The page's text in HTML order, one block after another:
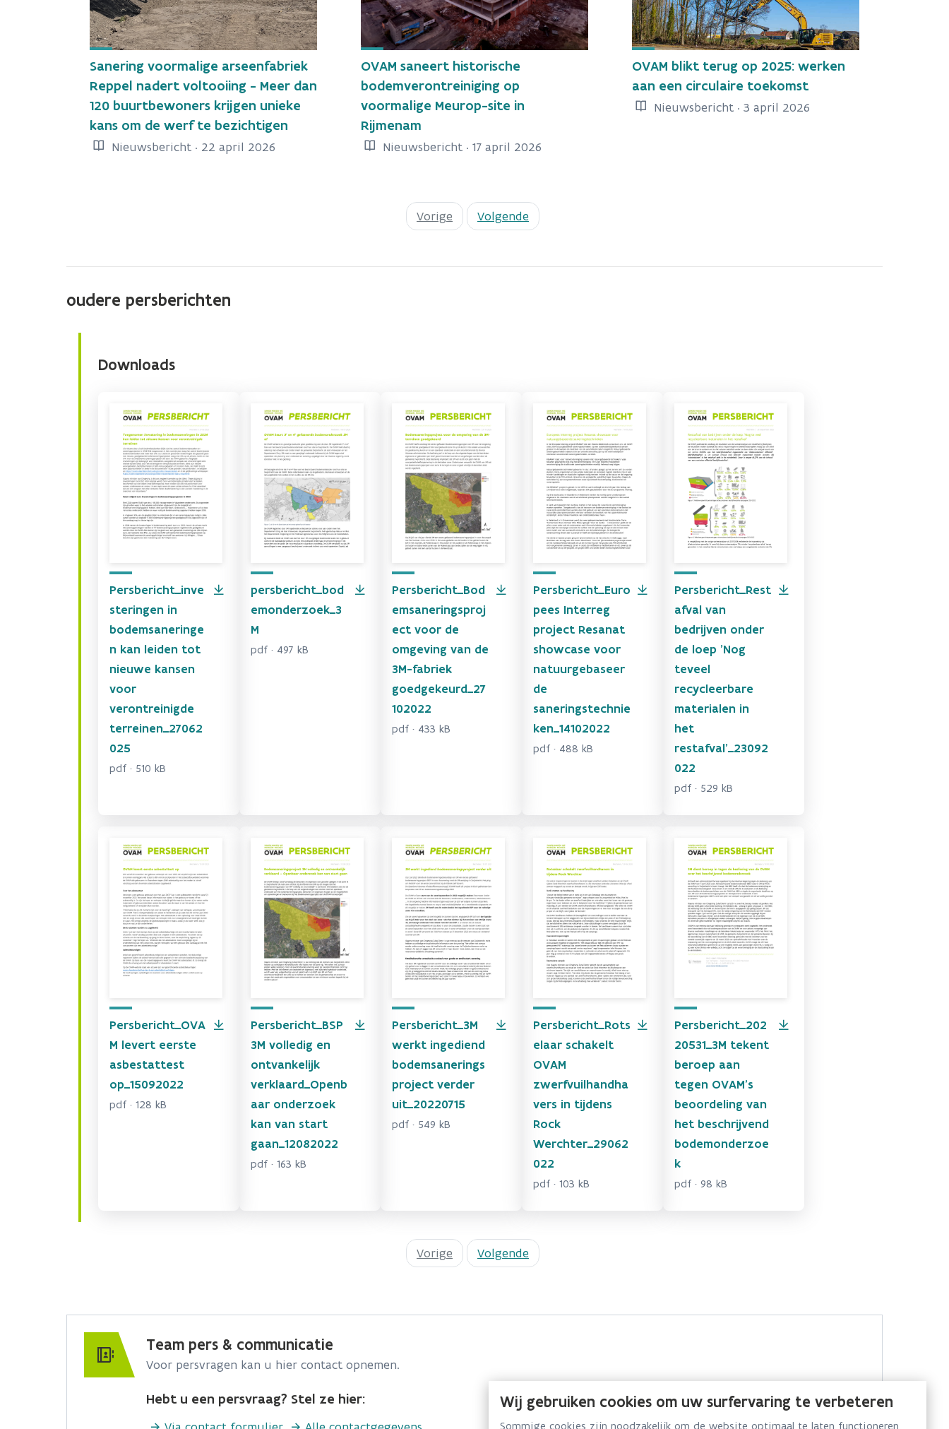
Sanering voormalige arseenfabriek
Reppel nadert voltooiing - Meer dan
120 buurtbewoners krijgen unieke
kans om de werf te bezichtigen
Nieuwsbericht · 22 april 2026
OVAM saneert historische
bodemverontreiniging op
voormalige Meurop-site in
Rijmenam
Nieuwsbericht · 17 april 2026
OVAM blikt terug op 2025: werken
aan een circulaire toekomst
Nieuwsbericht · 3 april 2026
Vorige Volgende
oudere persberichten
Downloads
Persbericht_inve
steringen in
bodemsaneringe
n kan leiden tot
nieuwe kansen
voor
verontreinigde
terreinen_27062
025
pdf · 510 kB
persbericht_bod
emonderzoek_3
M
pdf · 497 kB
Persbericht_Bod
emsaneringsproj
ect voor de
omgeving van de
3M-fabriek
goedgekeurd_27
102022
pdf · 433 kB
Persbericht_Euro
pees Interreg
project Resanat
showcase voor
natuurgebaseer
de
saneringstechnie
ken_14102022
pdf · 488 kB
Persbericht_Rest
afval van
bedrijven onder
de loep 'Nog
teveel
recycleerbare
materialen in
het
restafval'_23092
022
pdf · 529 kB
Persbericht_OVA
M levert eerste
asbestattest
op_15092022
pdf · 128 kB
Persbericht_BSP
3M volledig en
ontvankelijk
verklaard_Openb
aar onderzoek
kan van start
gaan_12082022
pdf · 163 kB
Persbericht_3M
werkt ingediend
bodemsanerings
project verder
uit_20220715
pdf · 549 kB
Persbericht_Rots
elaar schakelt
OVAM
zwerfvuilhandha
vers in tijdens
Rock
Werchter_29062
022
pdf · 103 kB
Persbericht_202
20531_3M tekent
beroep aan
tegen OVAM's
beoordeling van
het beschrijvend
bodemonderzoe
k
pdf · 98 kB
Vorige Volgende
Team pers & communicatie
Voor persvragen kan u hier contact opnemen.
Hebt u een persvraag? Stel ze hier: Wij gebruiken cookies om uw surfervaring te verbeteren
Sommige cookies zijn noodzakelijk om de website optimaal te laten functioneren.